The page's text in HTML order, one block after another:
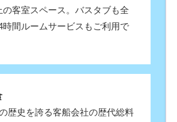
の客室スペース。バスタブも全
時間ルームサービスもご利用で
歴史を誇る客船会社の歴代総料